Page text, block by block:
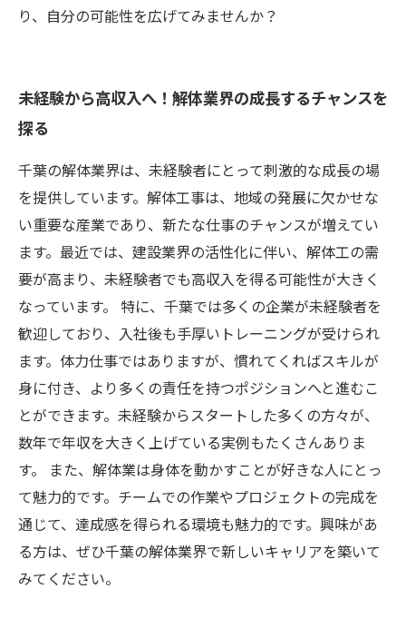
り、自分の可能性を広げてみませんか？
未経験から高収入へ！解体業界の成長するチャンスを
探る
千葉の解体業界は、未経験者にとって刺激的な成長の場
を提供しています。解体工事は、地域の発展に欠かせな
い重要な産業であり、新たな仕事のチャンスが増えてい
ます。最近では、建設業界の活性化に伴い、解体工の需
要が高まり、未経験者でも高収入を得る可能性が大きく
なっています。 特に、千葉では多くの企業が未経験者を
歓迎しており、入社後も手厚いトレーニングが受けられ
ます。体力仕事ではありますが、慣れてくればスキルが
身に付き、より多くの責任を持つポジションへと進むこ
とができます。未経験からスタートした多くの方々が、
数年で年収を大きく上げている実例もたくさんありま
す。 また、解体業は身体を動かすことが好きな人にとっ
て魅力的です。チームでの作業やプロジェクトの完成を
通じて、達成感を得られる環境も魅力的です。興味があ
る方は、ぜひ千葉の解体業界で新しいキャリアを築いて
みてください。